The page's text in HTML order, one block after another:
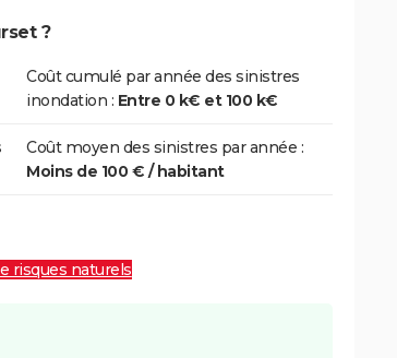
?
Coût cumulé par année des sinistres
inondation : Entre 0 k€ et 100 k€
Coût moyen des sinistres par année :
Moins de 100 € / habitant
risques naturels